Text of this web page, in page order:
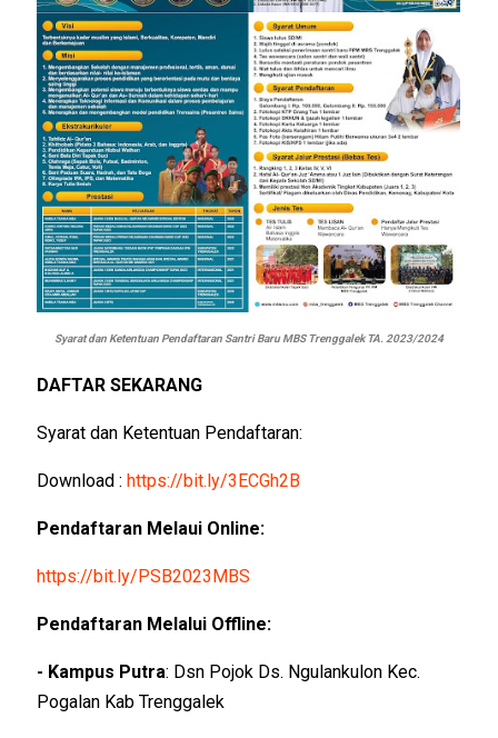
Syarat dan Ketentuan Pendaftaran Santri Baru MBS Trenggalek TA. 2023/2024
DAFTAR SEKARANG
Syarat dan Ketentuan Pendaftaran:
Download : https://bit.ly/3ECGh2B
Pendaftaran Melaui Online:
https://bit.ly/PSB2023MBS
Pendaftaran Melalui Offline:
- Kampus Putra: Dsn Pojok Ds. Ngulankulon Kec.
Pogalan Kab Trenggalek